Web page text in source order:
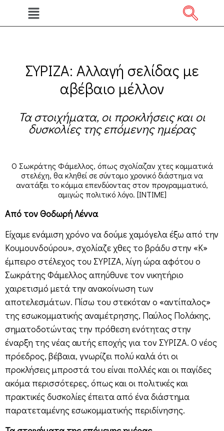
ΣΥΡΙΖΑ: Αλλαγή σελίδας με
αβέβαιο μέλλον
Τα στοιχήματα, οι προκλήσεις και οι
δυσκολίες της επόμενης ημέρας
Ο Σωκράτης Φάμελλος, όπως σχολίαζαν χτες κομματικά
στελέχη, θα κληθεί σε σύντομο χρονικό διάστημα να
ανατάξει το κόμμα επενδύοντας στον προγραμματικό,
αμιγώς πολιτικό λόγο. [ΙΝΤΙΜΕ]
Από τον Θοδωρή Λέννα
Είχαμε ενάμιση χρόνο να δούμε χαμόγελα έξω από την
Κουμουνδούρου», σχολίαζε χθες το βράδυ στην «Κ»
έμπειρο στέλεχος του ΣΥΡΙΖΑ, λίγη ώρα αφότου ο
Σωκράτης Φάμελλος απηύθυνε τον νικητήριο
χαιρετισμό μετά την ανακοίνωση των
αποτελεσμάτων. Πίσω του στεκόταν ο «αντίπαλος»
της εσωκομματικής αναμέτρησης, Παύλος Πολάκης,
σηματοδοτώντας την πρόθεση ενότητας στην
έναρξη της νέας αυτής εποχής για τον ΣΥΡΙΖΑ. Ο νέος
πρόεδρος, βέβαια, γνωρίζει πολύ καλά ότι οι
προκλήσεις μπροστά του είναι πολλές και οι παγίδες
ακόμα περισσότερες, όπως και οι πολιτικές και
πρακτικές δυσκολίες έπειτα από ένα διάστημα
παρατεταμένης εσωκομματικής περιδίνησης.